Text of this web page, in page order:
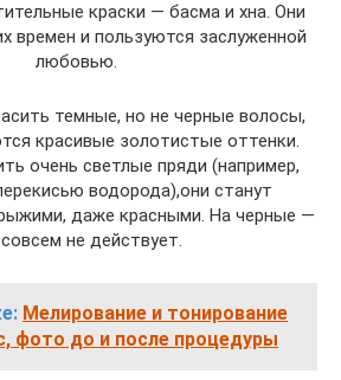
краски — басма и хна. Они
времен и пользуются заслуженной
любовью.
темные, но не черные волосы,
красивые золотистые оттенки.
очень светлые пряди (например,
водорода),они станут
даже красными. На черные —
не действует.
Мелирование и тонирование
фото до и после процедуры